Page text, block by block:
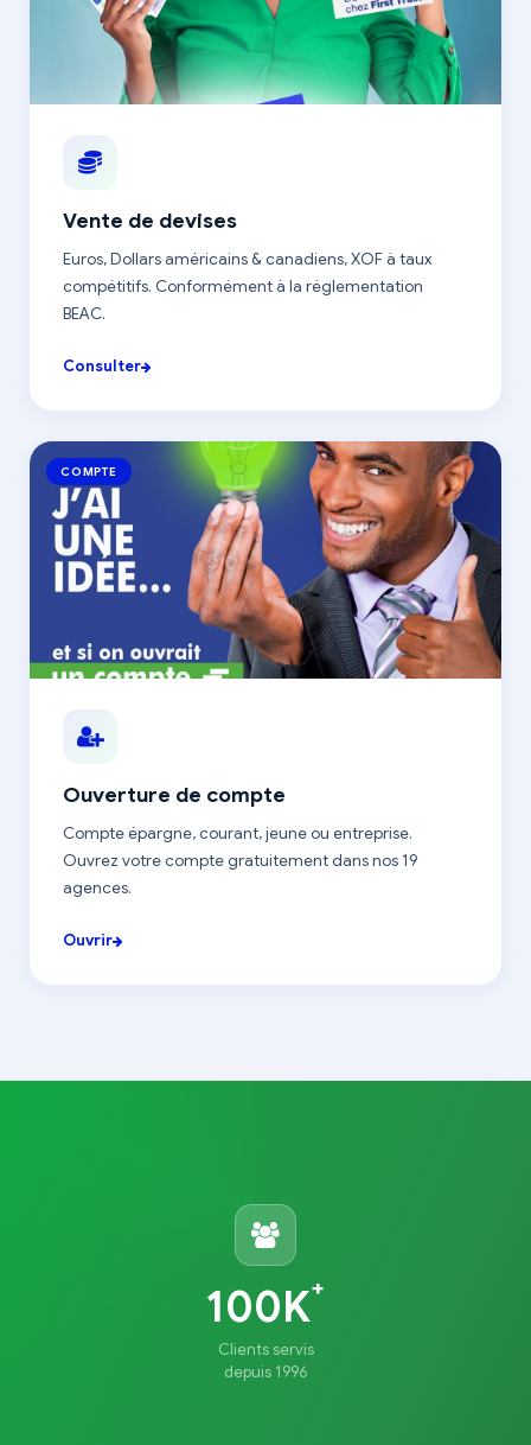
Vente de devises
Euros, Dollars américains & canadiens, XOF à taux
compétitifs. Conformément à la réglementation
BEAC.
Consulter
COMPTE
Ouverture de compte
Compte épargne, courant, jeune ou entreprise.
Ouvrez votre compte gratuitement dans nos 19
agences.
Ouvrir
100K+
Clients servis
depuis 1996